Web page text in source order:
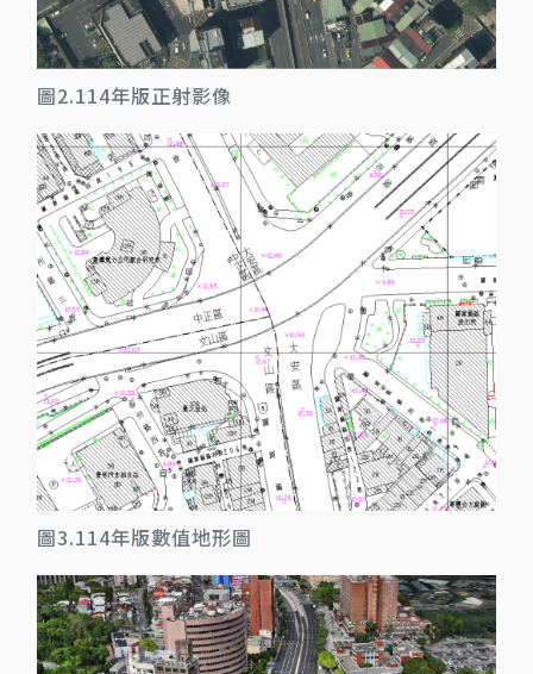
圖2.114年版正射影像
圖3.114年版數值地形圖